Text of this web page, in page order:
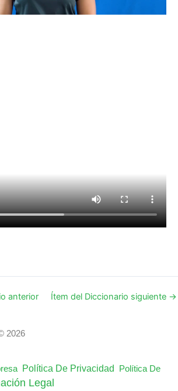
anterior Ítem del Diccionario siguiente →
2026
Política De Privacidad
Política De
Legal